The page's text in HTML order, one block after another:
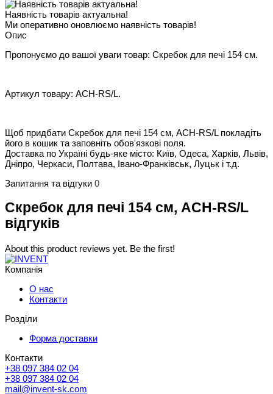
Наявність товарів актуальна!
Ми оперативно оновлюємо наявність товарів!
Опис
Пропонуємо до вашої уваги товар: Скребок для печі 154 см.
Артикул товару: ACH-RS/L.
Щоб придбати Скребок для печі 154 см, ACH-RS/L покладіть
його в кошик та заповніть обов'язкові поля.
Доставка по Україні будь-яке місто: Київ, Одеса, Харків, Львів,
Дніпро, Черкаси, Полтава, Івано-Франківськ, Луцьк і т.д.
Запитання та відгуки 0
Скребок для печі 154 см, ACH-RS/L
відгуків
About this product reviews yet. Be the first!
Компанія
О нас
Контакти
Розділи
Форма доставки
Контакти
+38 097 384 02 04
+38 097 384 02 04
mail@invent-sk.com